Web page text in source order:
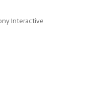
Interactive